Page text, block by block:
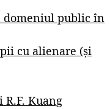
public în
cu alienare (și
Kuang